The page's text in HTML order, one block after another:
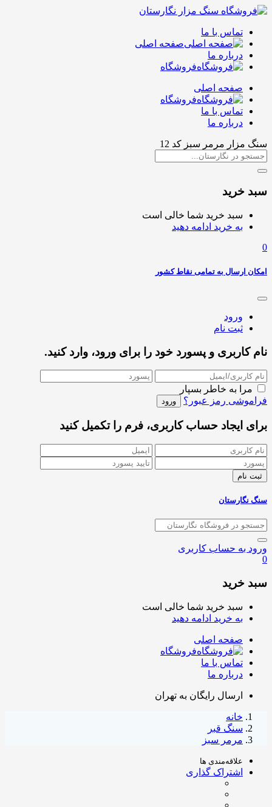
تماس با ما
صفحه اصلی
درباره ما
فروشگاه
صفحه اصلی
فروشگاه
تماس با ما
درباره ما
سنگ مزار مرمر سبز کد 12
سبد خرید
سبد خرید شما خالی است
به خرید ادامه دهید
0
امکان ارسال به تمامی نقاط کشور
ورود
ثبت نام
نام کاربری و پسورد خود را برای ورود، وارد کنید.
مرا به خاطر بسپار
فراموشی رمز عبور؟
برای ایجاد حساب کاربری، فرم را تکمیل کنید
سنگ نگارستان
ورود به حساب کاربری
0
سبد خرید
سبد خرید شما خالی است
به خرید ادامه دهید
صفحه اصلی
فروشگاه
تماس با ما
درباره ما
ارسال رایگان به تهران
خانه
سنگ قبر
مرمر سبز
علاقه‌مندی ها
اشتراک گذاری